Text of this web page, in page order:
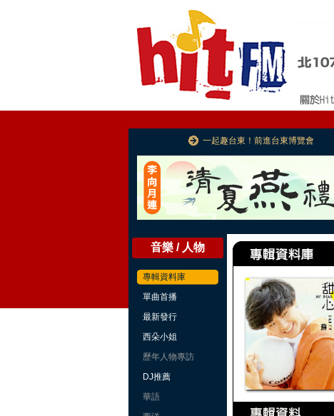
一起趣台東！前進台東博覽會
音樂 / 人物
專輯資料庫
單曲首播
最新發行
西朵小姐
歷年人物專訪
DJ推薦
華語